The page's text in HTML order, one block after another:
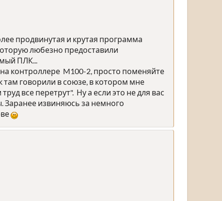
продвинутая и крутая программа
любезно предоставили
ПЛК...
контроллере M100-2, просто поменяйте
там говорили в союзе, в котором мне
все перетрут". Ну а если это не для вас
Заранее извиняюсь за немного